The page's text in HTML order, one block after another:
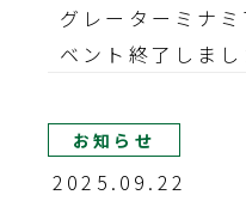
グレーターミナ
ベント終了しまし
お知らせ
2025.09.22